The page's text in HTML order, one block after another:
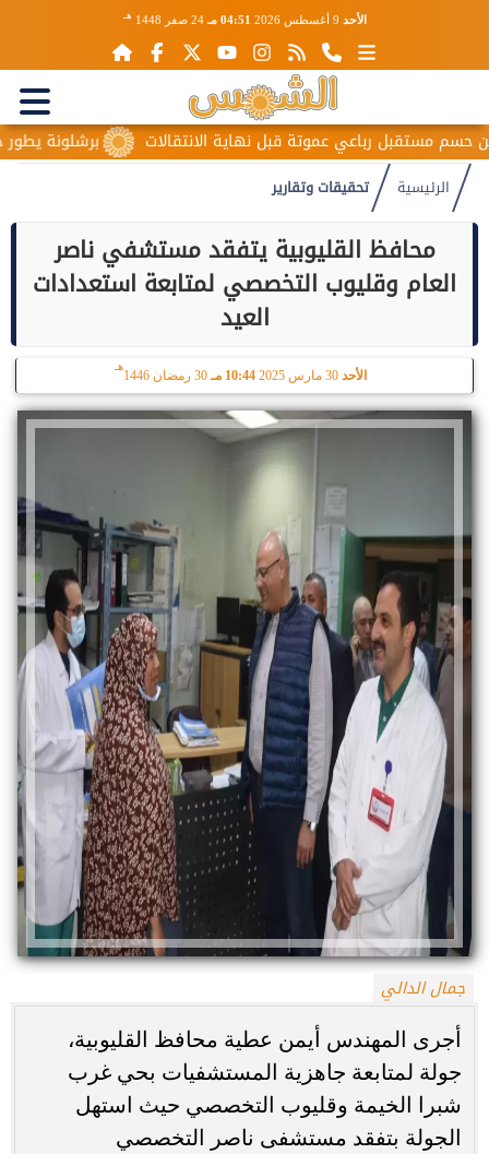
الأحد 04:51 مـ 24 صفر 1448 هـ
برشلونة يطور حمزة رباعي عموتة قبل نهاية الانتقالات
الرئيسية تحقيقات وتقارير
محافظ القليوبية يتفقد مستشفي ناصر
العام وقليوب التخصصي لمتابعة استعدادات
العيد
الأحد 30 مارس 2025 10:44 مـ 30 رمضان 1446
هـ
جمال الدالي
أجرى المهندس أيمن عطية محافظ القليوبية،
جولة لمتابعة جاهزية المستشفيات بحي غرب
شبرا الخيمة وقليوب التخصصي حيث استهل
الجولة بتفقد مستشفى ناصر التخصصي